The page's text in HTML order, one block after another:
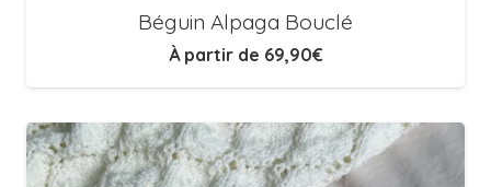
Béguin Alpaga Bouclé
À partir de 69,90€